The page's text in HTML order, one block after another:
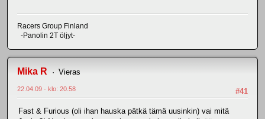
Racers Group Finland
-Panolin 2T öljyt-
Mika R Vieras
#41
22.04.09 - klo: 20.58
Fast & Furious (oli ihan hauska pätkä tämä uusinkin) vai mitä